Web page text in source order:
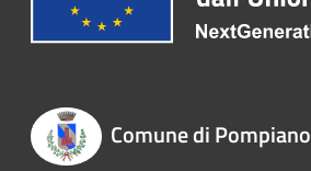
Comune di Pompiano